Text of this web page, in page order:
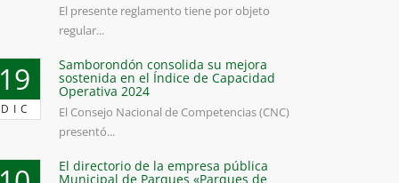
El presente reglamento tiene por objeto
regular...
DIC
Samborondón consolida su mejora
sostenida en el Índice de Capacidad
Operativa 2024
El Consejo Nacional de Competencias (CNC)
presentó...
El directorio de la empresa pública
Municipal de Parques «Parques de